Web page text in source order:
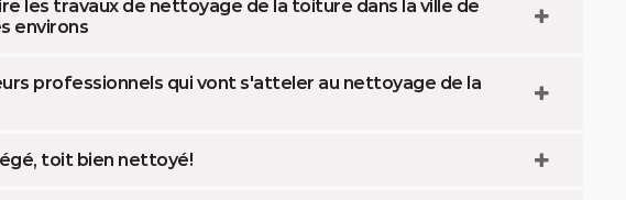
les travaux de nettoyage de la toiture dans la ville de
environs
professionnels qui vont s'atteler au nettoyage de la
toit bien nettoyé!